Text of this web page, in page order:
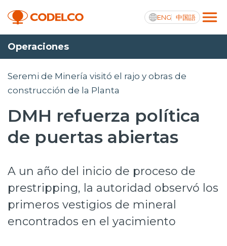
ENG 中国語
Transparencia activa
Nosotros
Operaciones
Sustentabilidad
Inversionistas
Operaciones
Seremi de Minería visitó el rajo y obras de
construcción de la Planta
DMH refuerza política
de puertas abiertas
A un año del inicio de proceso de
prestripping, la autoridad observó los
primeros vestigios de mineral
encontrados en el yacimiento